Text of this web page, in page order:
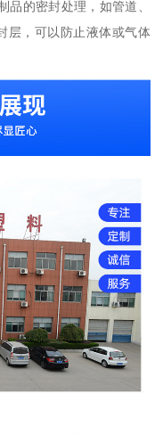
品的密封处理，如管道、
层，可以防止液体或气体